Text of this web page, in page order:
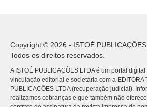
Copyright © 2026 - ISTOÉ
Todos os direitos reservados.
A ISTOÉ PUBLICAÇÕES LTDA é um portal
vinculação editorial e societária com a EDITORA
PUBLICACÕES LTDA (recuperação judicial).
realizamos cobranças e que também não